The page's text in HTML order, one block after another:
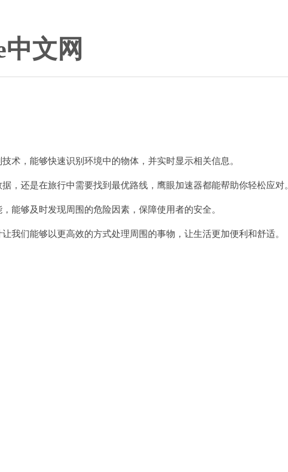
文网
，能够快速识别环境中的物体，并实时显示相关信息。
还是在旅行中需要找到最优路线，鹰眼加速器都能帮助你轻松应对。
够及时发现周围的危险因素，保障使用者的安全。
们能够以更高效的方式处理周围的事物，让生活更加便利和舒适。